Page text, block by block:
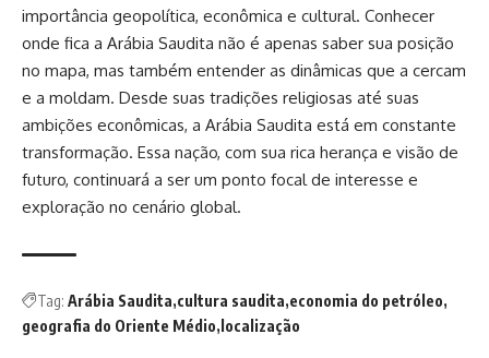
importância geopolítica, econômica e cultural. Conhecer
onde fica a Arábia Saudita não é apenas saber sua posição
no mapa, mas também entender as dinâmicas que a cercam
e a moldam. Desde suas tradições religiosas até suas
ambições econômicas, a Arábia Saudita está em constante
transformação. Essa nação, com sua rica herança e visão de
futuro, continuará a ser um ponto focal de interesse e
exploração no cenário global.
Tag: Arábia Saudita cultura saudita economia do petróleo
geografia do Oriente Médio localização